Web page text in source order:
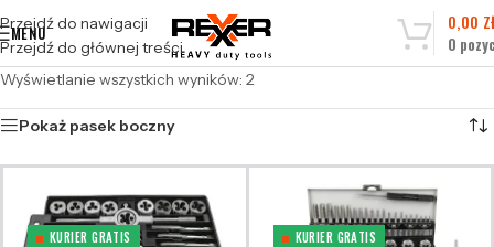
Przejdź do nawigacji
Przejdź do głównej treści
MENU
0
0,00
Wyświetlanie wszystkich wyników: 2
Pokaż pasek boczny
KURIER GRATIS KURIER GRATIS